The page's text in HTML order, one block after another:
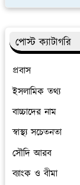
পোস্ট ক্যাটাগরি
প্রবাস
ইসলামিক তথ্য
বাচ্চাদের নাম
স্বাস্থ্য সচেতনতা
সৌদি আরব
ব্যাংক ও বীমা